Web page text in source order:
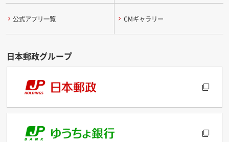
公式アプリ一覧 CMギャラリー